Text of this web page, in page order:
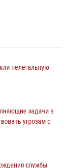
нелегальную
задачи в
угрозам с
службы